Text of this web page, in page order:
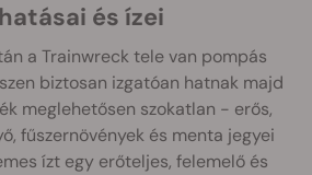
és ízei
a Trainwreck tele van pompás
biztosan izgatóan hatnak majd
meglehetősen szokatlan - erős,
fűszernövények és menta jegyei
ízt egy erőteljes, felemelő és